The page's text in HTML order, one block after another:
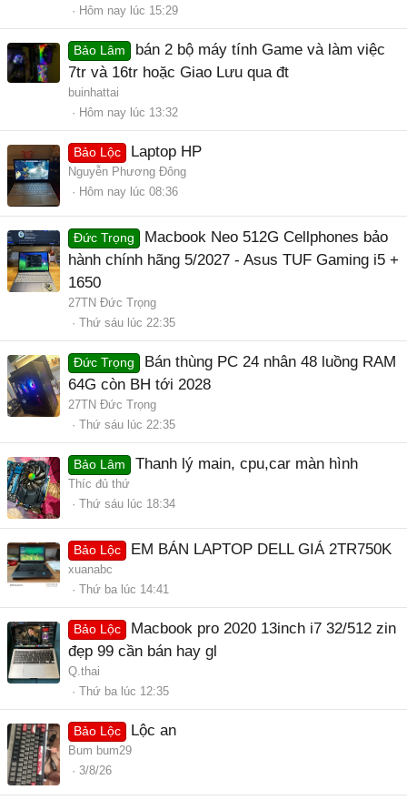
Hôm nay lúc 15:29
Bảo Lâm
bán 2 bộ máy tính Game và làm việc
7tr và 16tr hoặc Giao Lưu qua đt
buinhattai
Hôm nay lúc 13:32
Bảo Lộc Laptop HP
Nguyễn Phương Đông
Hôm nay lúc 08:36
Đức Trọng
Macbook Neo 512G Cellphones bảo
hành chính hãng 5/2027 - Asus TUF Gaming i5 +
1650
27TN Đức Trọng
Thứ sáu lúc 22:35
Đức Trọng
Bán thùng PC 24 nhân 48 luồng RAM
64G còn BH tới 2028
27TN Đức Trọng
Thứ sáu lúc 22:35
Bảo Lâm Thanh lý main, cpu,car màn hình
Thíc đủ thứ
Thứ sáu lúc 18:34
Bảo Lộc EM BÁN LAPTOP DELL GIÁ 2TR750K
xuanabc
Thứ ba lúc 14:41
Bảo Lộc
Macbook pro 2020 13inch i7 32/512 zin
đẹp 99 cần bán hay gl
Q.thai
Thứ ba lúc 12:35
Bảo Lộc Lộc an
Bum bum29
3/8/26